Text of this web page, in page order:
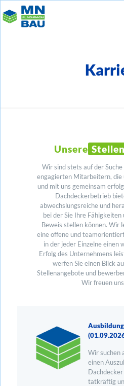
Unsere
Wir sind stets auf der
engagierten Mitarbeitern, die
und mit uns gemeinsam
Dachdeckerbetrieb
abwechslungsreiche und
bei der Sie Ihre
Beweis stellen können. Wir
eine offene und
in der jeder Einzelne einen
Erfolg des Unternehmens
werfen Sie einen Blick
Stellenangebote und
Wir freuen
Wir suchen
einen
tatkräftig